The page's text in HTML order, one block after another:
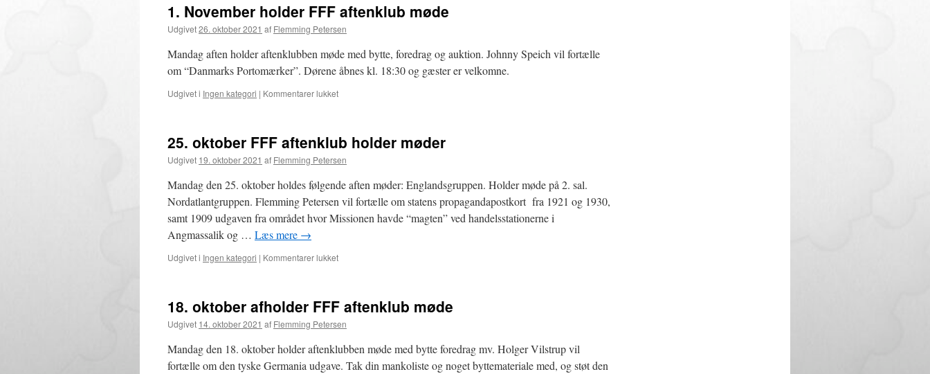
5
1. November holder FFF aftenklub møde
Udgivet26. oktober 2021 af Flemming Petersen
Mandag aften holder aftenklubben møde med bytte, foredrag og auktion. Johnny Speich vil fortælle
om “Danmarks Portomærker”. Dørene åbnes kl. 18:30 og gæster er velkomne.
Udgivet i Ingen kategori | Kommentarer lukkettil
FFF
møde
25. oktober FFF aftenklub holder møder
Udgivet 19. oktober 2021 af Flemming Petersen
Mandag den 25. oktober holdes følgende aften møder: Englandsgruppen. Holder møde på 2. sal.
Nordatlantgruppen. Flemming Petersen vil fortælle om statens propagandapostkort fra 1921 og 1930,
samt 1909 udgaven fra området hvor Missionen havde “magten” ved handelsstationerne i
Angmassalik og … Læs mere →
Udgivet i Ingen kategori | Kommentarer lukkettil
aftenklub
møder
18. oktober afholder FFF aftenklub møde
Udgivet 14. oktober 2021 af Flemming Petersen
Mandag den 18. oktober holder aftenklubben møde med bytte foredrag mv. Holger Vilstrup vil
fortælle om den tyske Germania udgave. Tak din mankoliste og noget byttemateriale med, og støt den